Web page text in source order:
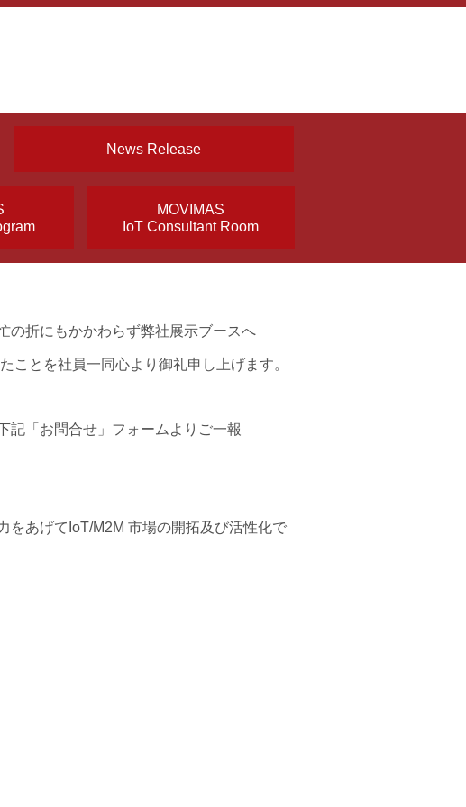
News Release
MOVIMAS
IoT Consultant Room
の折にもかかわらず弊社展示ブースへ
ことを社員一同心より御礼申し上げます。
記「お問合せ」フォームよりご一報
をあげてIoT/M2M 市場の開拓及び活性化で